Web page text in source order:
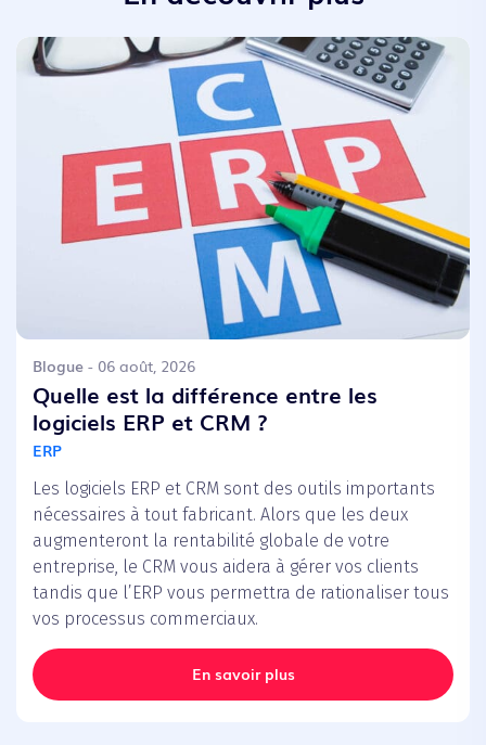
Blogue - 06 août, 2026
Quelle est la différence entre les
logiciels ERP et CRM ?
ERP
Les logiciels ERP et CRM sont des outils importants
nécessaires à tout fabricant. Alors que les deux
augmenteront la rentabilité globale de votre
entreprise, le CRM vous aidera à gérer vos clients
tandis que l’ERP vous permettra de rationaliser tous
vos processus commerciaux.
En savoir plus